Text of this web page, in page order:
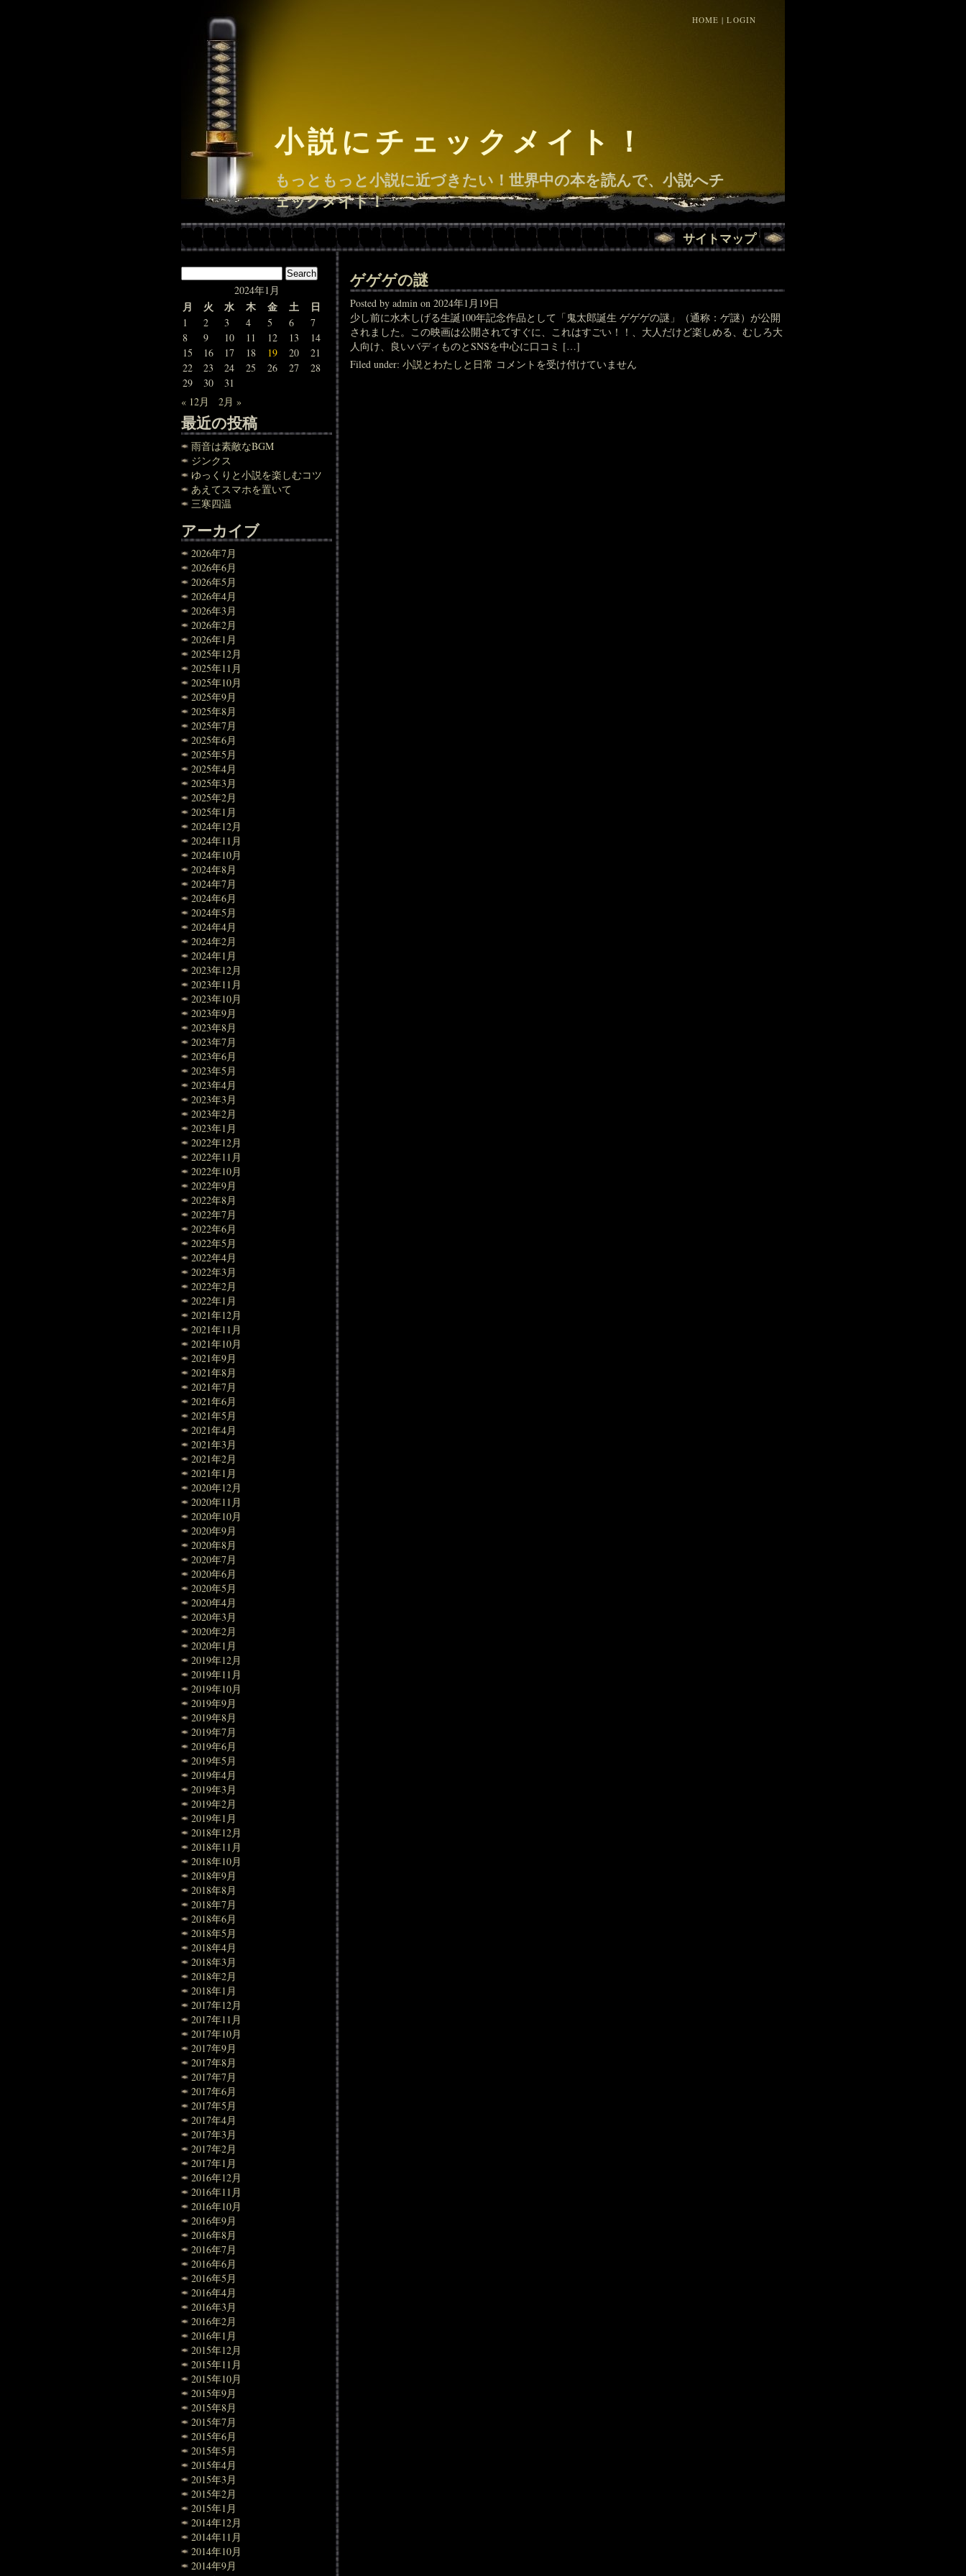
HOME |LOGIN
小説にチェックメイト！
もっともっと小説に近づきたい！世界中の本を読んで、小説へチ
ェックメイト！
サイトマップ
2024年1月
月 火 水 木 金 土 日
1 2 3 4 5 6
7
8
9 10 11 12 13
14
15
16 17 18 19 20
21
22
23 24 25 26 27
28
29
30
31
« 12月
2月 »
最近の投稿
雨音は素敵なBGM
ジンクス
ゆっくりと小説を楽しむコツ
あえてスマホを置いて
三寒四温
アーカイブ
2026年7月
2026年6月
2026年5月
2026年4月
2026年3月
2026年2月
2026年1月
2025年12月
2025年11月
2025年10月
2025年9月
2025年8月
2025年7月
2025年6月
2025年5月
2025年4月
2025年3月
2025年2月
2025年1月
2024年12月
2024年11月
2024年10月
2024年8月
2024年7月
2024年6月
2024年5月
2024年4月
2024年2月
2024年1月
2023年12月
2023年11月
2023年10月
2023年9月
2023年8月
2023年7月
2023年6月
2023年5月
2023年4月
2023年3月
2023年2月
2023年1月
2022年12月
2022年11月
2022年10月
2022年9月
2022年8月
2022年7月
2022年6月
2022年5月
2022年4月
2022年3月
2022年2月
2022年1月
2021年12月
2021年11月
2021年10月
2021年9月
2021年8月
2021年7月
2021年6月
2021年5月
2021年4月
2021年3月
2021年2月
2021年1月
2020年12月
2020年11月
2020年10月
2020年9月
2020年8月
2020年7月
2020年6月
2020年5月
2020年4月
2020年3月
2020年2月
2020年1月
2019年12月
2019年11月
2019年10月
2019年9月
2019年8月
2019年7月
2019年6月
2019年5月
2019年4月
2019年3月
2019年2月
2019年1月
2018年12月
2018年11月
2018年10月
2018年9月
2018年8月
2018年7月
2018年6月
2018年5月
2018年4月
2018年3月
2018年2月
2018年1月
2017年12月
2017年11月
2017年10月
2017年9月
2017年8月
2017年7月
2017年6月
2017年5月
2017年4月
2017年3月
2017年2月
2017年1月
2016年12月
2016年11月
2016年10月
2016年9月
2016年8月
2016年7月
2016年6月
2016年5月
2016年4月
2016年3月
2016年2月
2016年1月
2015年12月
2015年11月
2015年10月
2015年9月
2015年8月
2015年7月
2015年6月
2015年5月
2015年4月
2015年3月
2015年2月
2015年1月
2014年12月
2014年11月
2014年10月
2014年9月
ゲゲゲの謎
Posted by admin on 2024年1月19日
少し前に水木しげる生誕100年記念作品として「鬼太郎誕生 ゲゲゲの謎」（通称：ゲ謎）が公開
されました。この映画は公開されてすぐに、これはすごい！！、大人だけど楽しめる、むしろ大
人向け、良いバディものとSNSを中心に口コミ […]
Filed under:小説とわたしと日常 ゲ
コメントを受け付けていません